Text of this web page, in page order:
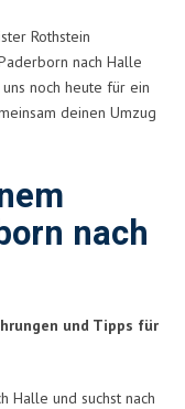
Rothstein
nach Halle
noch heute für ein
deinen Umzug
nach
und Tipps für
Halle und suchst nach